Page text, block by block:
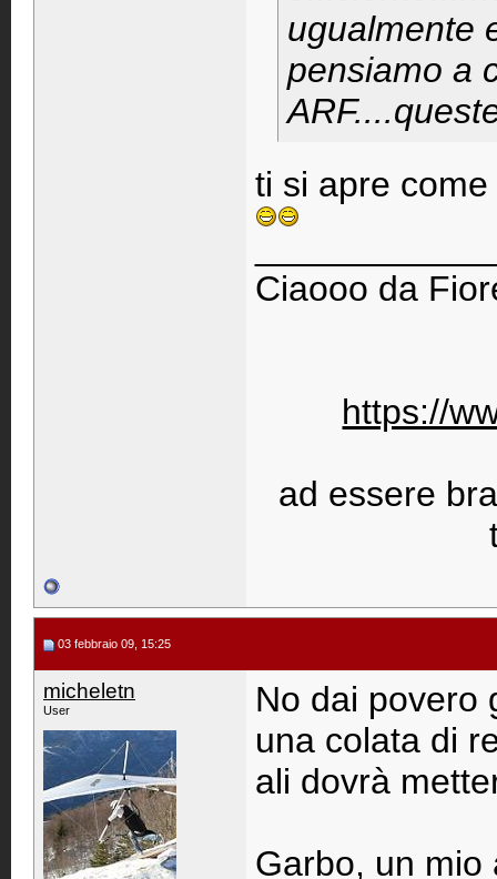
ugualmente
pensiamo a
ti si apre
Ciaooo da
https://
ad essere
03 febbraio 09, 15:25
micheletn
User
No dai povero
una colata di
ali dovrà
Garbo, un mio